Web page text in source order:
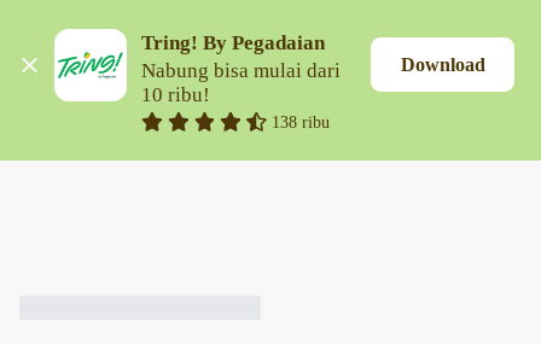
Tring! By Pegadaian
Nabung bisa mulai dari
10 ribu!
138 ribu
Download